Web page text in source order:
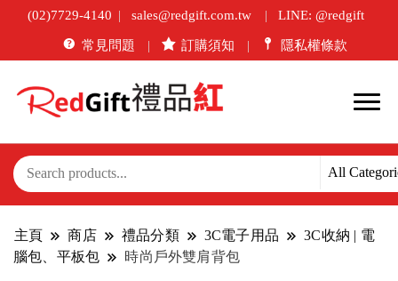
(02)7729-4140 sales@redgift.com.tw LINE: @redgift
常見問題 訂購須知 隱私權條款
主頁 商店 禮品分類 3C電子用品
3C收納 | 電
腦包、平板包
時尚戶外雙肩背包